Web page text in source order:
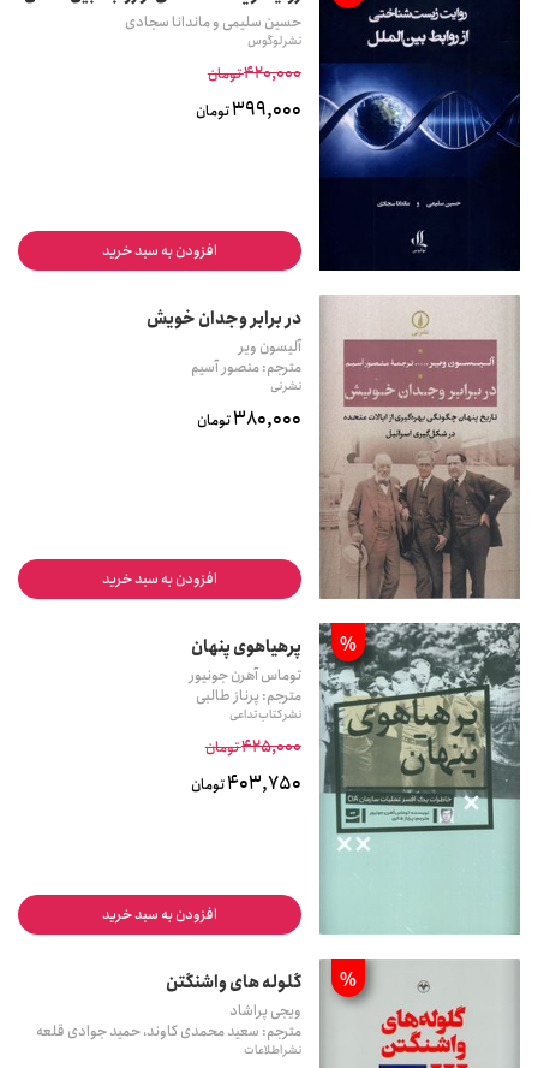
حسین سلیمی و ماندانا سجادی
نشر لوگوس
420,000تومان
399,000تومان
افزودن به سبد خرید
در برابر وجدان خویش
آلیسون ویر
مترجم: منصور آسیم
نشر نی
380,000تومان
افزودن به سبد خرید
% پرهیاهوی پنهان
توماس آهرن جونیور
مترجم: پرناز طالبی
نشر کتاب تداعی
425,000تومان
403,750تومان
افزودن به سبد خرید
% گلوله های واشنگتن
ویجی پراشاد
مترجم: سعید محمدی کاوند، حمید جوادی قلعه
نشر اطلاعات